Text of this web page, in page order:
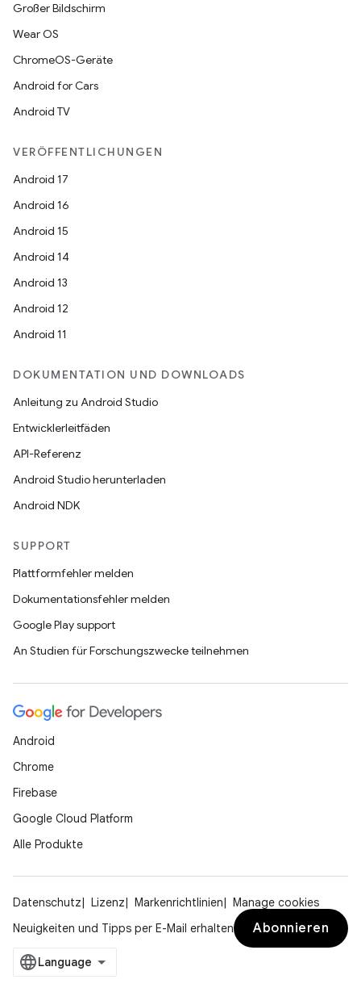
Großer Bildschirm
Wear OS
ChromeOS-Geräte
Android for Cars
Android TV
VERÖFFENTLICHUNGEN
Android 17
Android 16
Android 15
Android 14
Android 13
Android 12
Android 11
DOKUMENTATION UND DOWNLOADS
Anleitung zu Android Studio
Entwicklerleitfäden
API-Referenz
Android Studio herunterladen
Android NDK
SUPPORT
Plattformfehler melden
Dokumentationsfehler melden
Google Play support
An Studien für Forschungszwecke teilnehmen
Android
Chrome
Firebase
Google Cloud Platform
Alle Produkte
Datenschutz Lizenz Markenrichtlinien
Manage cookies
Neuigkeiten und Tipps per E-Mail erhalten
Abonnieren